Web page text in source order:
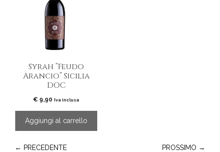
Syrah “Feudo
Arancio” Sicilia
DOC
€ 9,90 Iva inclusa
Aggiungi al carrello
← PRECEDENTE PROSSIMO →